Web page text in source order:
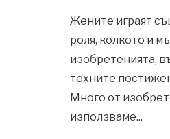
Жените играят
роля, колкото и
изобретенията,
техните
Много от
използваме...